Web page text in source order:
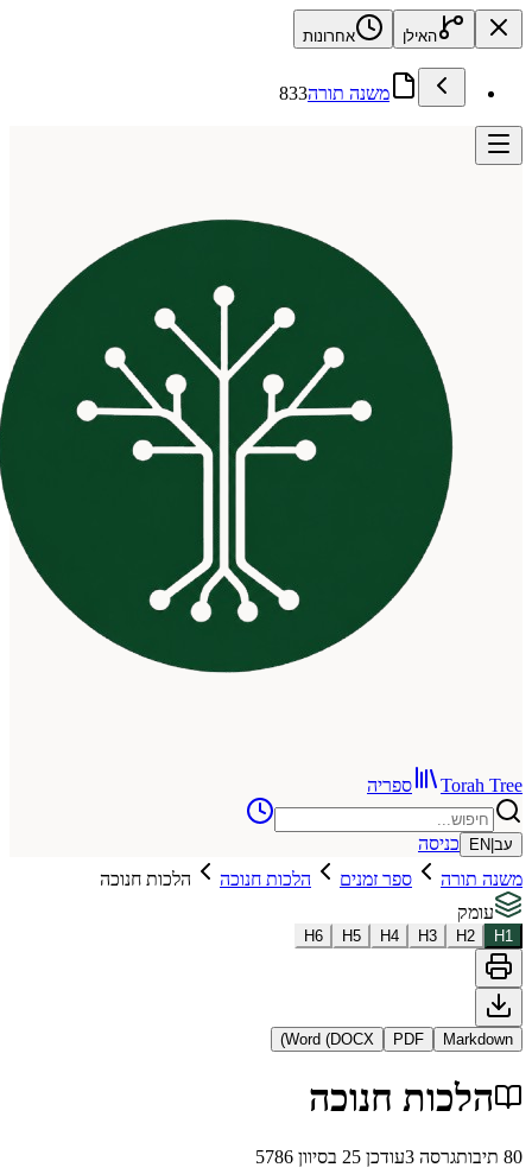
האילן אחרונות
משנה תורה833
ספריה
כניסה
ספר זמנים הלכות חנוכה
הלכות חנוכה
H3
H4
H5
H6
PDF
Word (DOCX)
חנוכה
גרסה 3עודכן 25 בסיוון 5786